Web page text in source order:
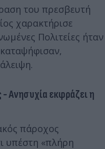
του πρεσβευτή
χαρακτήρισε
Πολιτείες ήταν
- Ανησυχία εκφράζει η
πάροχος
υπέστη «πλήρη